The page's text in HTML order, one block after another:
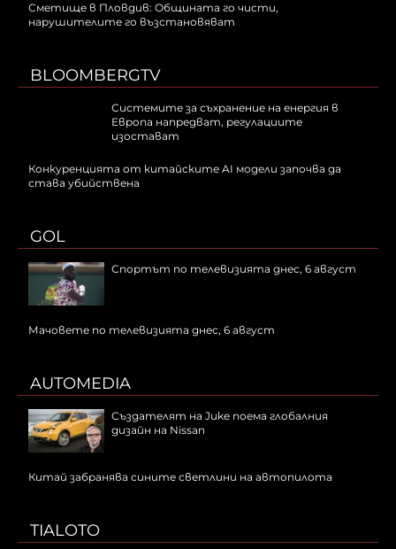
Сметище в Пловдив: Общината го чисти,
нарушителите го възстановяват
BLOOMBERGTV
Системите за съхранение на енергия в
Европа напредват, регулациите
изостават
Конкуренцията от китайските AI модели започва да
става убийствена
GOL
Спортът по телевизията днес, 6 август
Мачовете по телевизията днес, 6 август
AUTOMEDIA
Създателят на Juke поема глобалния
дизайн на Nissan
Китай забранява сините светлини на автопилота
TIALOTO